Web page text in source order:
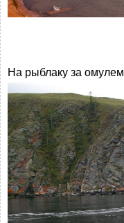
На рыблаку за омулем